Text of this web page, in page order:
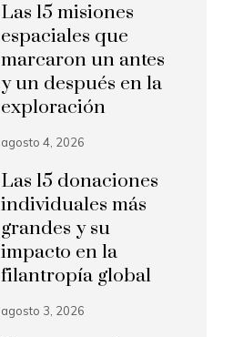
Las 15 misiones
espaciales que
marcaron un antes
y un después en la
exploración
agosto 4, 2026
Las 15 donaciones
individuales más
grandes y su
impacto en la
filantropía global
agosto 3, 2026